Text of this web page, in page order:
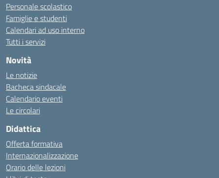
Personale scolastico
Famiglie e studenti
Calendari ad uso interno
Tutti i servizi
Novità
Le notizie
Bacheca sindacale
Calendario eventi
Le circolari
Didattica
Offerta formativa
Internazionalizzazione
Orario delle lezioni